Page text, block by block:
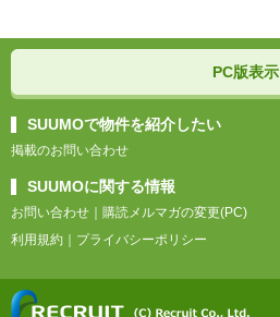
PC版表示
SUUMOで物件を紹介したい
掲載のお問い合わせ
SUUMOに関する情報
お問い合わせ
購読メルマガの変更(PC)
利用規約
プライバシーポリシー